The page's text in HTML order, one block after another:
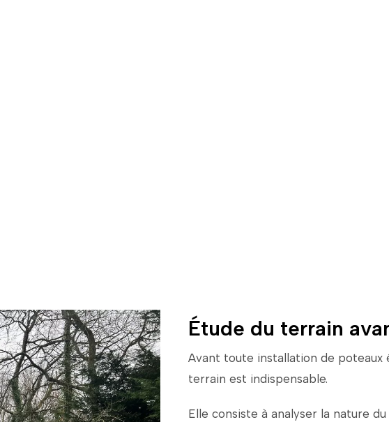
Étude du terrain
Avant toute installation de poteaux
terrain est indispensable.
Elle consiste à analyser la nature du